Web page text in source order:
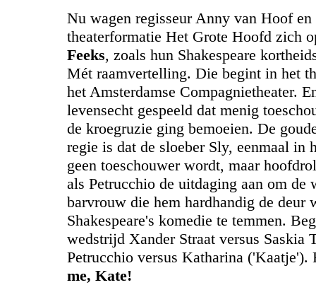
Nu wagen regisseur Anny van Hoof en
theaterformatie Het Grote Hoofd zich
Feeks, zoals hun Shakespeare
Mét raamvertelling. Die begint in het
het Amsterdamse Compagnietheater.
levensecht gespeeld dat menig
de kroegruzie ging bemoeien. De
regie is dat de sloeber Sly, eenmaal in
geen toeschouwer wordt, maar
als Petrucchio de uitdaging aan om de
barvrouw die hem hardhandig de deur
Shakespeare's komedie te temmen.
wedstrijd Xander Straat versus Saskia
Petrucchio versus Katharina
me, Kate!